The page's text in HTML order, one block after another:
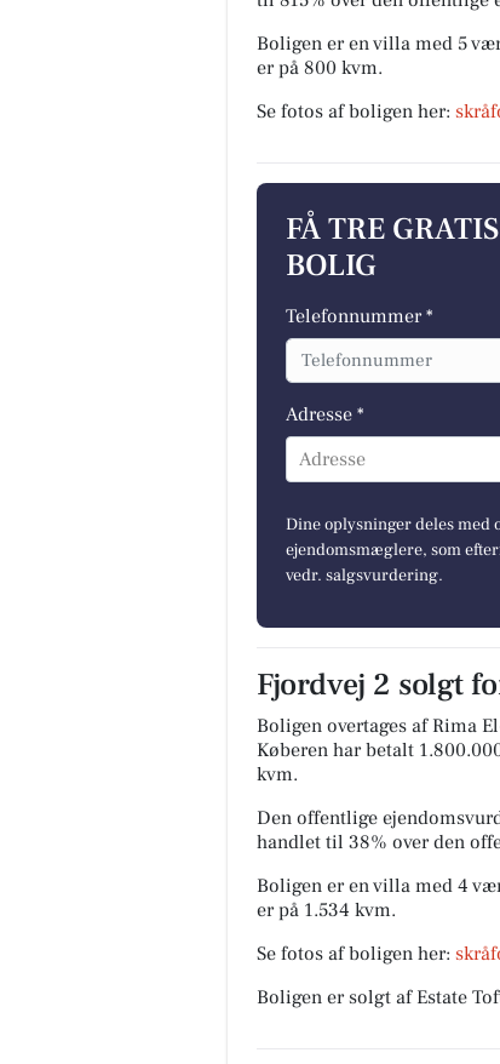
Boligen er en villa med 5
er på 800 kvm.
Se fotos af boligen her:
FÅ TRE
BOLIG
Telefonnummer *
Adresse *
Adresse
Dine oplysninger deles med
ejendomsmæglere, som
vedr. salgsvurdering.
Fjordvej 2 solgt
Boligen overtages af Rima
Køberen har betalt
kvm.
Den offentlige
handlet til 38% over den
Boligen er en villa med 4
er på 1.534 kvm.
Se fotos af boligen her:
Boligen er solgt af Estate